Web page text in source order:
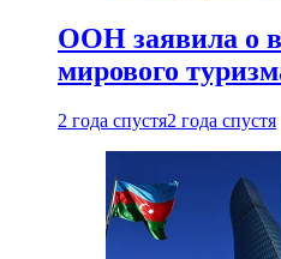
ООН заявила о
мирового
2 года спустя2 года спустя